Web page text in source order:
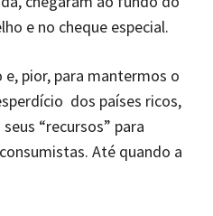
e no cheque especial.
pior, para mantermos o
dos países ricos,
“recursos” para
Até quando a